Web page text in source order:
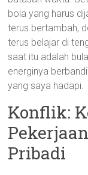
bola yang harus
terus bertambah,
terus belajar di
saat itu adalah
energinya
yang saya hadapi.
Konflik:
Pribadi